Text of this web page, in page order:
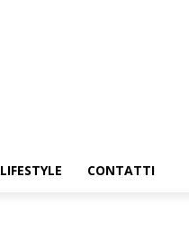
LIFESTYLE CONTATTI